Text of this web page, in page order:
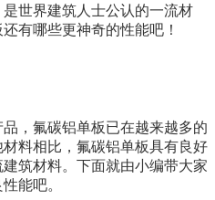
世界建筑人士公认的一流材
有哪些更神奇的性能吧！
氟碳铝单板已在越来越多的
料相比，氟碳铝单板具有良好
筑材料。下面就由小编带大家
能吧。